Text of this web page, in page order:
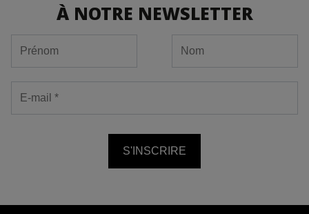
À NOTRE NEWSLETTER
S'INSCRIRE